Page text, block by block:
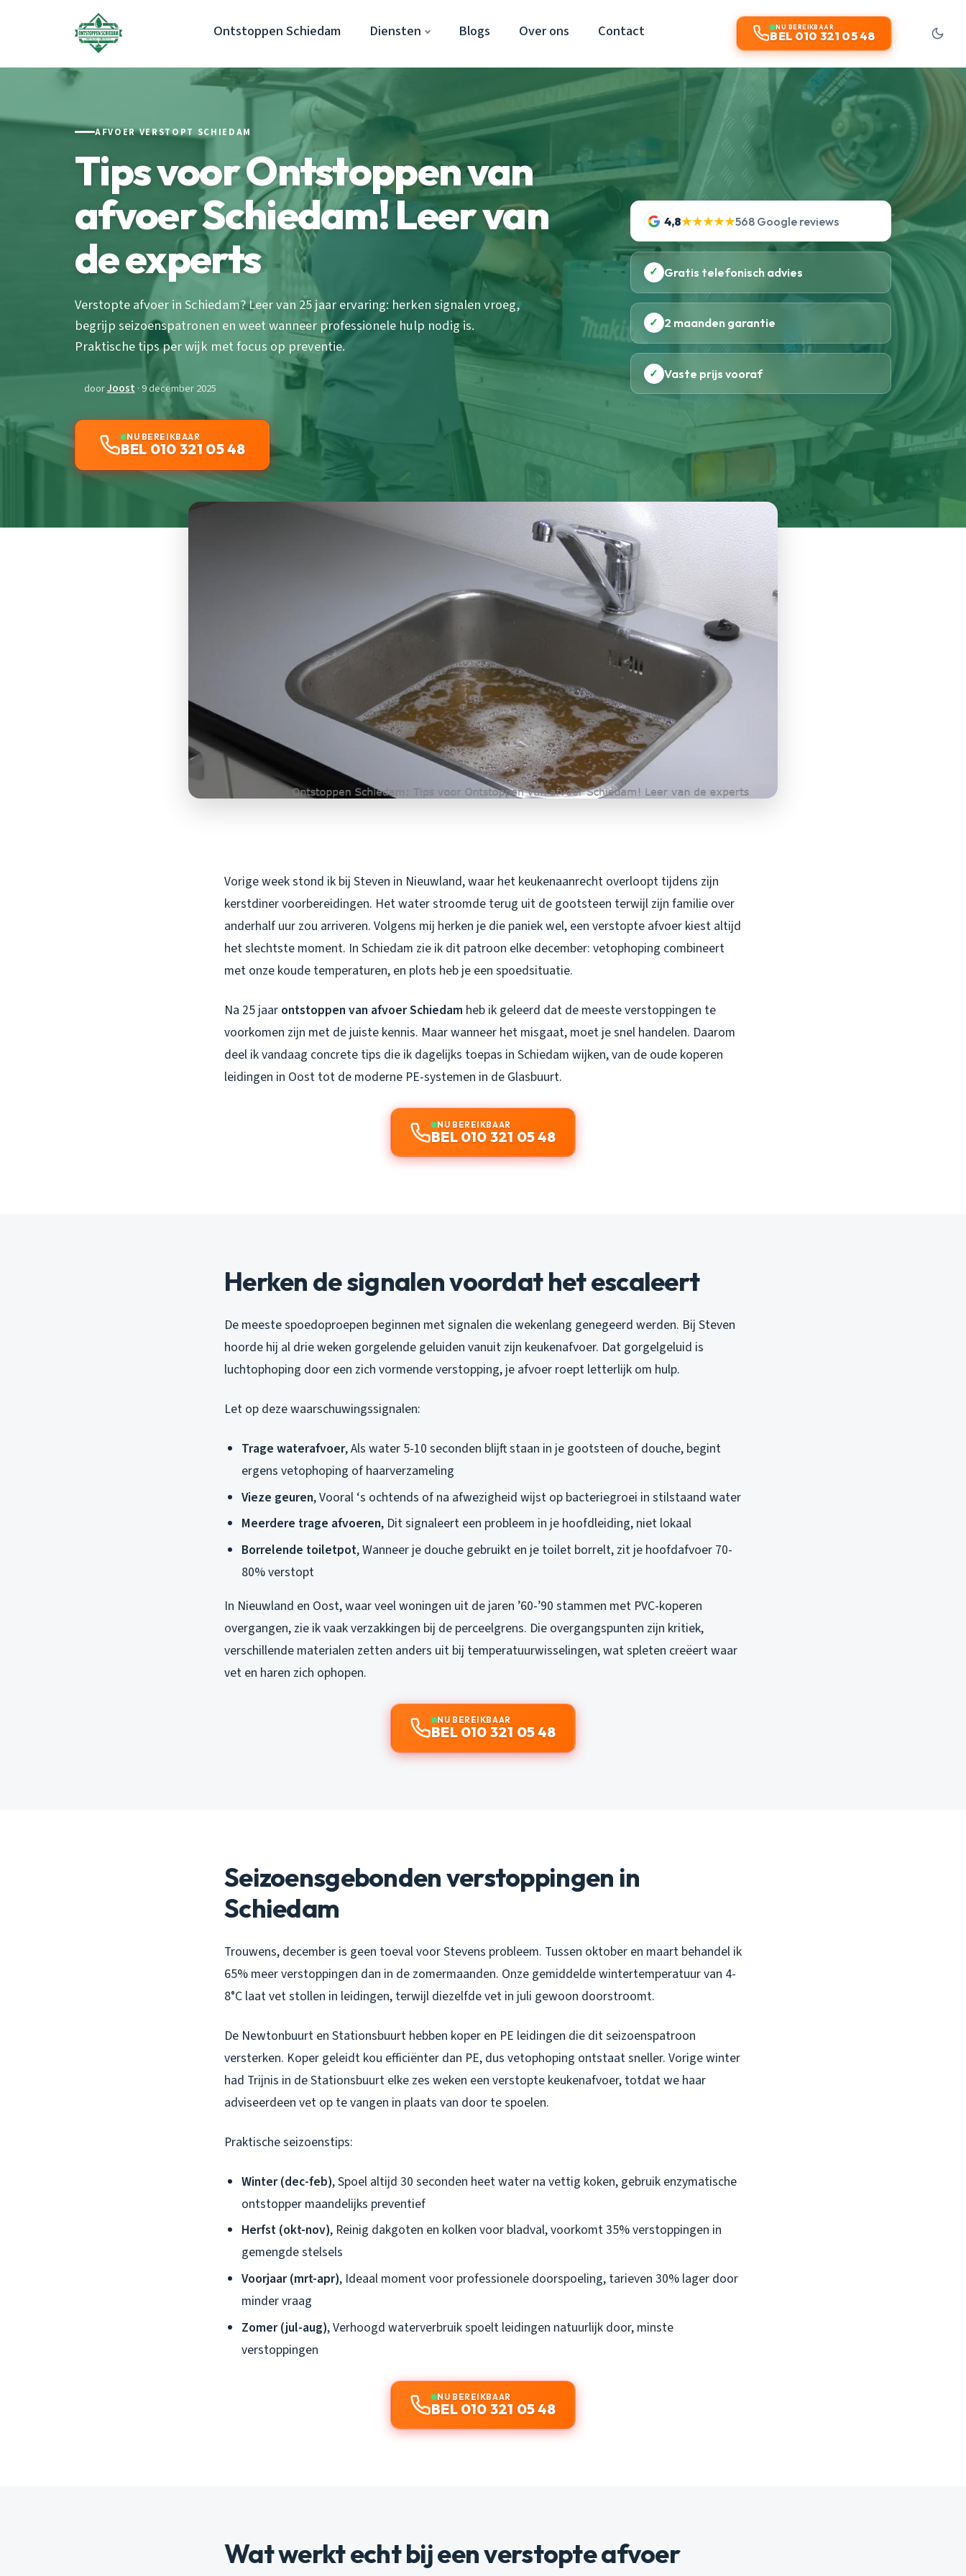
Ontstoppen Schiedam Diensten Blogs Over ons Contact NU BEREIKBAAR
BEL 010 321 05 48
AFVOER VERSTOPT SCHIEDAM
Tips voor Ontstoppen van
afvoer Schiedam! Leer van
de experts
Verstopte afvoer in Schiedam? Leer van 25 jaar ervaring: herken signalen vroeg,
begrijp seizoenspatronen en weet wanneer professionele hulp nodig is.
Praktische tips per wijk met focus op preventie.
doorJoost · 9 december 2025
NU BEREIKBAAR
BEL 010 321 05 48
4,8★★★★★568 Google reviews
✓ Gratis telefonisch advies
✓ 2 maanden garantie
✓ Vaste prijs vooraf
Vorige week stond ik bij Steven in Nieuwland, waar het keukenaanrecht overloopt tijdens zijn
kerstdiner voorbereidingen. Het water stroomde terug uit de gootsteen terwijl zijn familie over
anderhalf uur zou arriveren. Volgens mij herken je die paniek wel, een verstopte afvoer kiest altijd
het slechtste moment. In Schiedam zie ik dit patroon elke december: vetophoping combineert
met onze koude temperaturen, en plots heb je een spoedsituatie.
Na 25 jaar ontstoppen van afvoer Schiedam heb ik geleerd dat de meeste verstoppingen te
voorkomen zijn met de juiste kennis. Maar wanneer het misgaat, moet je snel handelen. Daarom
deel ik vandaag concrete tips die ik dagelijks toepas in Schiedam wijken, van de oude koperen
leidingen in Oost tot de moderne PE-systemen in de Glasbuurt.
NU BEREIKBAAR
BEL 010 321 05 48
Herken de signalen voordat het escaleert
De meeste spoedoproepen beginnen met signalen die wekenlang genegeerd werden. Bij Steven
hoorde hij al drie weken gorgelende geluiden vanuit zijn keukenafvoer. Dat gorgelgeluid is
luchtophoping door een zich vormende verstopping, je afvoer roept letterlijk om hulp.
Let op deze waarschuwingssignalen:
Trage waterafvoer, Als water 5-10 seconden blijft staan in je gootsteen of douche, begint
ergens vetophoping of haarverzameling
Vieze geuren, Vooral ‘s ochtends of na afwezigheid wijst op bacteriegroei in stilstaand water
Meerdere trage afvoeren, Dit signaleert een probleem in je hoofdleiding, niet lokaal
Borrelende toiletpot, Wanneer je douche gebruikt en je toilet borrelt, zit je hoofdafvoer 70-
80% verstopt
In Nieuwland en Oost, waar veel woningen uit de jaren ’60-’90 stammen met PVC-koperen
overgangen, zie ik vaak verzakkingen bij de perceelgrens. Die overgangspunten zijn kritiek,
verschillende materialen zetten anders uit bij temperatuurwisselingen, wat spleten creëert waar
vet en haren zich ophopen.
NU BEREIKBAAR
BEL 010 321 05 48
Seizoensgebonden verstoppingen in
Schiedam
Trouwens, december is geen toeval voor Stevens probleem. Tussen oktober en maart behandel ik
65% meer verstoppingen dan in de zomermaanden. Onze gemiddelde wintertemperatuur van 4-
8°C laat vet stollen in leidingen, terwijl diezelfde vet in juli gewoon doorstroomt.
De Newtonbuurt en Stationsbuurt hebben koper en PE leidingen die dit seizoenspatroon
versterken. Koper geleidt kou efficiënter dan PE, dus vetophoping ontstaat sneller. Vorige winter
had Trijnis in de Stationsbuurt elke zes weken een verstopte keukenafvoer, totdat we haar
adviseerdeen vet op te vangen in plaats van door te spoelen.
Praktische seizoenstips:
Winter (dec-feb), Spoel altijd 30 seconden heet water na vettig koken, gebruik enzymatische
ontstopper maandelijks preventief
Herfst (okt-nov), Reinig dakgoten en kolken voor bladval, voorkomt 35% verstoppingen in
gemengde stelsels
Voorjaar (mrt-apr), Ideaal moment voor professionele doorspoeling, tarieven 30% lager door
minder vraag
Zomer (jul-aug), Verhoogd waterverbruik spoelt leidingen natuurlijk door, minste
verstoppingen
NU BEREIKBAAR
BEL 010 321 05 48
Wat werkt echt bij een verstopte afvoer